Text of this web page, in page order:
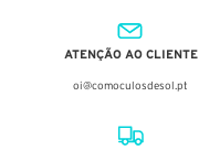
ATENÇÃO AO CLIENTE
oi@comoculosdesol.pt